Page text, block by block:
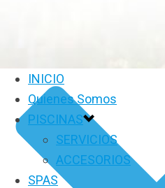
INICIO
Quienes Somos
PISCINAS
SERVICIOS
ACCESORIOS
SPAS